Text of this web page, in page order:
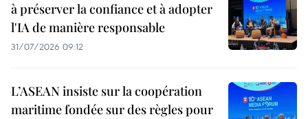
à préserver la confiance et à adopter
l'IA de manière responsable
31/07/2026 09:12
L’ASEAN insiste sur la coopération
maritime fondée sur des règles pour